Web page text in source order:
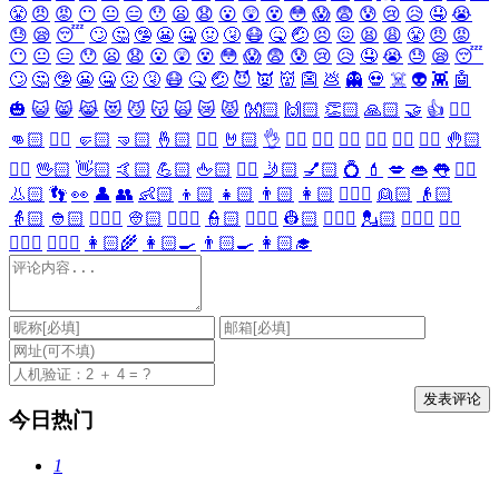
😤 😠 😡 😶 😐 😑 😯 😦 😧 😮 😲 😵 😳 😱 😨 😰 😢 😥 🤤 😭
😓 😪 😴 🙄 🤔 🤥 😬 🤐 🤢 🤧 😷 🤒 🤕 😣 😖 😫 😩 😤 😠 😡
😶 😐 😑 😯 😦 😧 😮 😲 😵 😳 😱 😨 😰 😢 😥 🤤 😭 😓 😪 😴
🙄 🤔 🤥 😬 🤐 🤢 🤧 😷 🤒 🤕 😈 👿 👹 👺 💩 👻 💀 ☠️ 👽 👾 🤖
🎃 😺 😸 😹 😻 😼 😽 🙀 😿 😾 👐🏻 🙌🏻 👏🏻 🙏🏻 🤝 👍 👎🏻
👊🏻 ✊🏻 🤛🏻 🤜🏻 🤞🏻 ✌🏻 🤘🏻 👌 👈🏻 👉🏻 👆🏻 👇🏻 ☝🏻 ✋🏻 🤚🏻
🖐🏻 🖖🏻 👋🏻 🤙🏻 💪🏻 🖕🏻 ✍🏻 🤳🏻 💅🏻 💍 💄 💋 👄 👅 👂🏻
👃🏻 👣 👀 👤 👥 👶🏻 👦🏻 👧🏻 👨🏻 👩🏻 👱🏻‍♀️ 👱🏻
👴🏻
👵🏻 👲🏻 👳🏻‍♀️ 👳🏻 👮🏻‍♀️ 👮🏻 👷🏻‍♀️ 👷🏻 💂🏻‍♀️ 💂🏻 🕵🏻‍♀️ 🕵🏻
👩🏻‍⚕️ 👨🏻‍⚕️ 👩🏻‍🌾 👩🏻‍🍳 👨🏻‍🍳 👩🏻‍🎓
今日热门
1